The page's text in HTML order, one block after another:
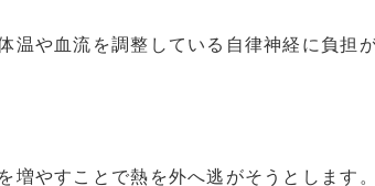
温や血流を調整している自律神経に負担
増やすことで熱を外へ逃がそうとします